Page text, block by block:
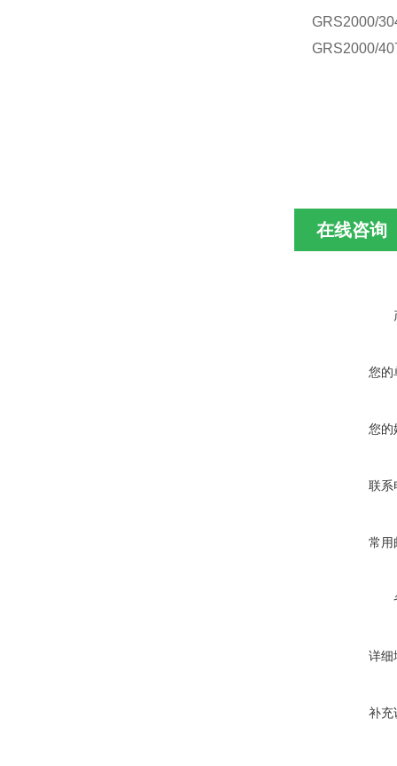
GRS2000/30
GRS2000/40
在线咨询
您的
您的
联系
常用
详细
补充